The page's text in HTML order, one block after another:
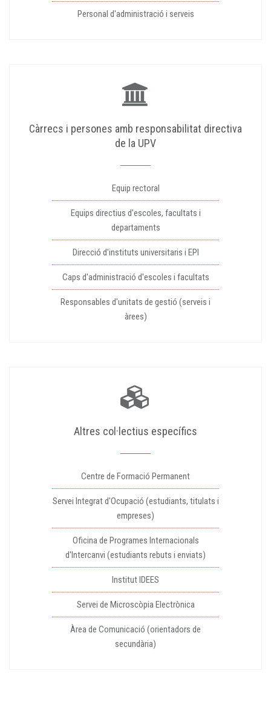
Personal d'administració i serveis
Càrrecs i persones amb responsabilitat directiva
de la UPV
Equip rectoral
Equips directius d'escoles, facultats i
departaments
Direcció d'instituts universitaris i EPI
Caps d'administració d'escoles i facultats
Responsables d'unitats de gestió (serveis i
àrees)
Altres col·lectius específics
Centre de Formació Permanent
Servei Integrat d'Ocupació (estudiants, titulats i
empreses)
Oficina de Programes Internacionals
d'Intercanvi (estudiants rebuts i enviats)
Institut IDEES
Servei de Microscòpia Electrònica
Àrea de Comunicació (orientadors de
secundària)